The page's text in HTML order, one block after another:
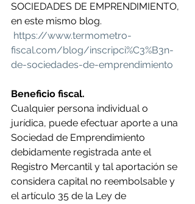
SOCIEDADES DE EMPRENDIMIENTO,
en este mismo blog.
https://www.termometro-
fiscal.com/blog/inscripci%C3%B3n-
de-sociedades-de-emprendimiento
Beneficio fiscal.
Cualquier persona individual o
jurídica, puede efectuar aporte a una
Sociedad de Emprendimiento
debidamente registrada ante el
Registro Mercantil y tal aportación se
considera capital no reembolsable y
el artículo 35 de la Ley de